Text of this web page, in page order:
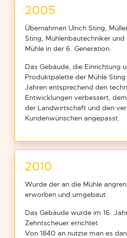
2005
Übernahmen Ulrich Sting,
Sting, Mühlenbautechniker
Mühle in der 6. Generation.
Das Gebäude, die Einrichtung
Produktpalette der Mühle
Jahren entsprechend den
Entwicklungen verbessert,
der Landwirtschaft und den
Kundenwünschen angepasst.
2010
Wurde der an die Mühle
erworben und umgebaut.
Das Gebäude wurde im 16.
Zehntscheuer errichtet.
Von 1840 an nutzte man es